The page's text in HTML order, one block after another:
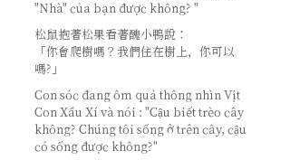
"Nhà" của bạn được không? "
松鼠抱著松果看著醜小鴨說：
「你會爬樹嗎？我們住在樹上，你可以
嗎?」
Con sóc đang ôm quả thông nhìn Vịt
Con Xấu Xí và nói : "Cậu biết trèo cây
không? Chúng tôi sống ở trên cây, cậu
có sống được không?"